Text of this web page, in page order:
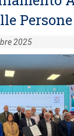
2025